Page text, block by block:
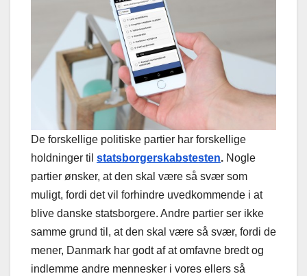
De forskellige politiske partier har forskellige
holdninger til statsborgerskabstesten. Nogle
partier ønsker, at den skal være så svær som
muligt, fordi det vil forhindre uvedkommende i at
blive danske statsborgere. Andre partier ser ikke
samme grund til, at den skal være så svær, fordi de
mener, Danmark har godt af at omfavne bredt og
indlemme andre mennesker i vores ellers så